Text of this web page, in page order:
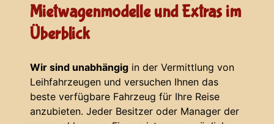
Mietwagenmodelle und Extras im
Überblick
Wir sind unabhängig in der Vermittlung von
Leihfahrzeugen und versuchen Ihnen das
beste verfügbare Fahrzeug für Ihre Reise
anzubieten. Jeder Besitzer oder Manager der